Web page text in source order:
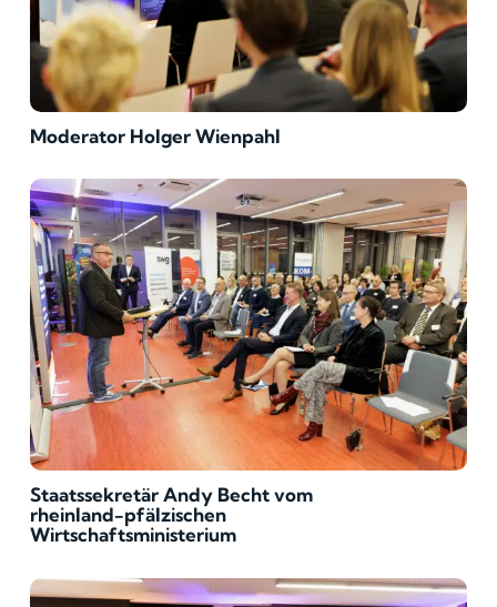
Moderator Holger Wienpahl
Staatssekretär Andy Becht vom
rheinland-pfälzischen
Wirtschaftsministerium